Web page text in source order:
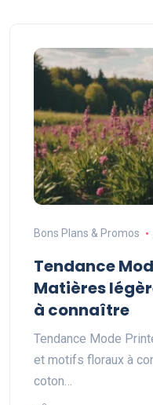
Bons Plans & Promos
Tendance
Matières
à connaître
Tendance Mode
et motifs floraux à
coton…